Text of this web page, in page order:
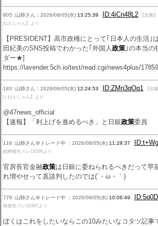
805 :山師さん：2026/08/05(水) 13:25:39 ID:4iCn48L2
【急騰
ねえじゃん】より
【PRESIDENT】高市政権にとって｢日本人の生活
田紀美のSNS投稿でわかった｢外国人政策 ｣の本当の
ダー★]
https://lavender.5ch.io/test/read.cgi/news4plus/
183 :山師さん：2026/08/05(水) 12:24:53 ID:ZMn3qOq1
【急
レねえじゃん】より
@47news_official
【速報】「利上げを進めるべき」と日銀政策委員
116 :山師さん＠トレード中 ：2026/08/05(水) 11:28:37
銘柄報告スレ19398より
官房長官金融政策は日銀に委ねられるべきだって早
れ増やせって直談判したのでは(´・ω・｀)
779 :山師さん＠トレード中 ：2026/08/05(水) 10:06:49
柄報告スレ19397より
ぼくはこれをしたいならこの10みたいなコタツ記事